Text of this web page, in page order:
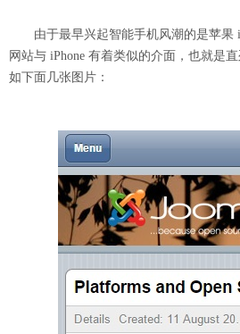
由于最早兴起智能手机风潮的是苹果
网站与 iPhone 有着类似的介面，也就是
如下面几张图片：